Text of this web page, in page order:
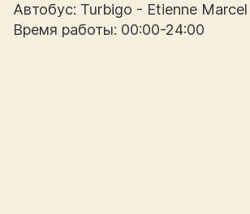
Автобус: Turbigo - Etienne Marcel
Время работы: 00:00-24:00